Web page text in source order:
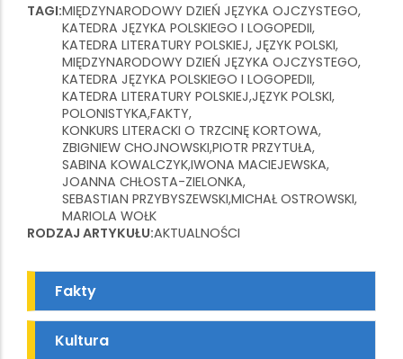
TAGI MIĘDZYNARODOWY DZIEŃ JĘZYKA OJCZYSTEGO,
KATEDRA JĘZYKA POLSKIEGO I LOGOPEDII,
KATEDRA LITERATURY POLSKIEJ, JĘZYK POLSKI
MIĘDZYNARODOWY DZIEŃ JĘZYKA OJCZYSTEGO
KATEDRA JĘZYKA POLSKIEGO I LOGOPEDII
KATEDRA LITERATURY POLSKIEJ JĘZYK POLSKI
POLONISTYKA FAKTY
KONKURS LITERACKI O TRZCINĘ KORTOWA
ZBIGNIEW CHOJNOWSKI PIOTR PRZYTUŁA
SABINA KOWALCZYKIWONA MACIEJEWSKA
JOANNA CHŁOSTA-ZIELONKA
SEBASTIAN PRZYBYSZEWSKI MICHAŁ OSTROWSKI
MARIOLA WOŁK
RODZAJ ARTYKUŁU AKTUALNOŚCI
Fakty
Kultura